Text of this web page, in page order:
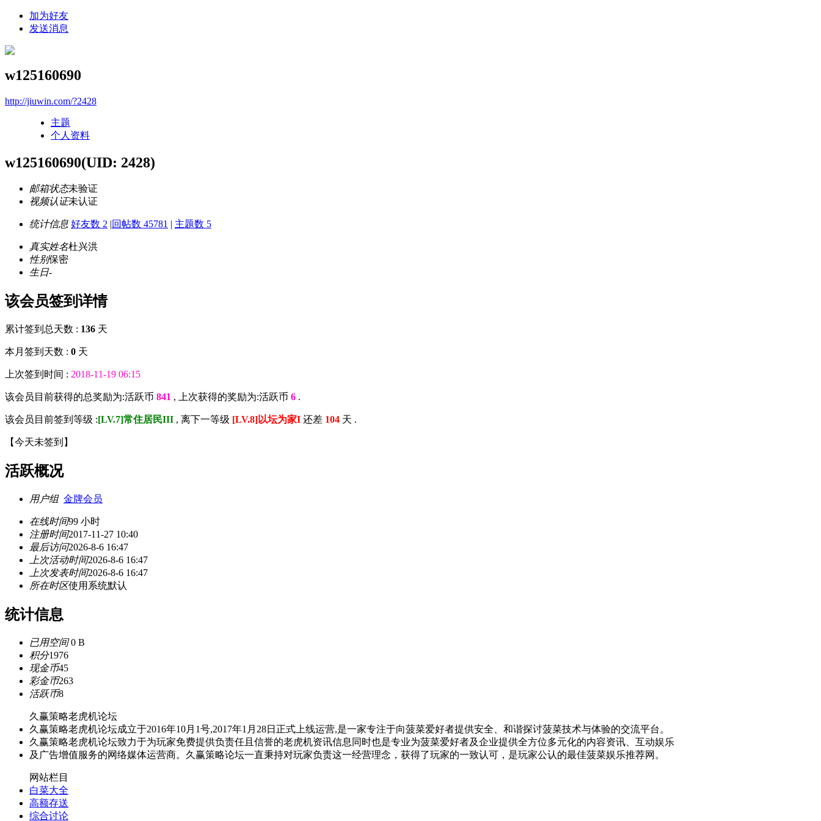
加为好友
发送消息
w125160690
http://jiuwin.com/?2428
主题
个人资料
w125160690(UID: 2428)
邮箱状态未验证
视频认证未认证
统计信息 好友数 2 |回帖数 45781 | 主题数 5
真实姓名杜兴洪
性别保密
生日-
该会员签到详情
累计签到总天数 : 136 天
本月签到天数 : 0 天
上次签到时间 : 2018-11-19 06:15
该会员目前获得的总奖励为:活跃币 841 , 上次获得的奖励为:活跃币 6 .
该会员目前签到等级 :[LV.7]常住居民III , 离下一等级 [LV.8]以坛为家I 还差 104 天 .
【今天未签到 】
活跃概况
用户组 金牌会员
在线时间99 小时
注册时间2017-11-27 10:40
最后访问2026-8-6 16:47
上次活动时间2026-8-6 16:47
上次发表时间2026-8-6 16:47
所在时区使用系统默认
统计信息
已用空间0 B
积分1976
现金币45
彩金币263
活跃币8
久赢策略老虎机论坛
久赢策略老虎机论坛成立于2016年10月1号,2017年1月28日正式上线运营,是一家专注于向菠菜爱好者提供安全、和谐探讨菠菜技术与体验的交流平台。
久赢策略老虎机论坛致力于为玩家免费提供负责任且信誉的老虎机资讯信息同时也是专业为菠菜爱好者及企业提供全方位多元化的内容资讯、互动娱乐
及广告增值服务的网络媒体运营商。久赢策略论坛一直秉持对玩家负责这一经营理念，获得了玩家的一致认可，是玩家公认的最佳菠菜娱乐推荐网。
网站栏目
白菜大全
高额存送
综合讨论